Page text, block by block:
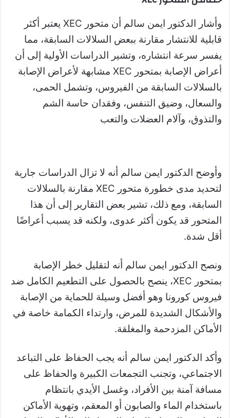
وأشار الدكتور ايمن سالم أن متحور XEC يعتبر أكثر
قابلية للانتشار مقارنة ببعض السلالات السابقة، مما
يفسر سرعة انتشاره، وتشير الدراسات الأولية إلى أن
أعراض الإصابة بمتحور XEC مشابهة لأعراض الإصابة
بالسلالات السابقة من الفيروس، وتشمل الحمى،
والسعال، وضيق التنفس، وفقدان حاسة الشم
والتذوق، وآلام العضلات والتعب
وأوضح الدكتور ايمن سالم أنه لا تزال الدراسات جارية
لتحديد مدى خطورة متحور XEC مقارنة بالسلالات
السابقة، ومع ذلك، تشير بعض التقارير إلى أن هذا
المتحور قد يكون أكثر عدوى، ولكنه قد يسبب أعراضًا
أقل شدة.
ونصح الدكتور ايمن سالم أنه لتقليل خطر الإصابة
بمتحور XEC، ينصح بالحصول على التطعيم الكامل ضد
فيروس كورونا وهو أفضل وسيلة للحماية من الإصابة
والأشكال الشديدة للمرض، وارتداء الكمامة خاصة في
الأماكن المزدحمة والمغلقة.
وأكد الدكتور ايمن سالم أنه يجب الحفاظ على التباعد
الاجتماعي، وتجنب التجمعات الكبيرة والحفاظ على
مسافة آمنة بين الأفراد، وغسل الأيدي بانتظام
باستخدام الماء والصابون أو المعقم، وتهوية الأماكن